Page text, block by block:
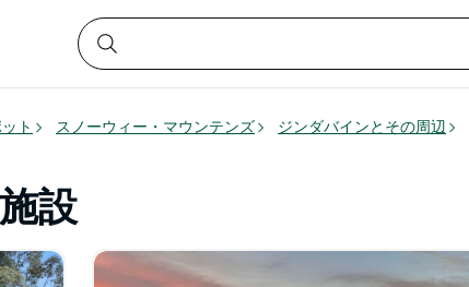
ト スノーウィー・マウンテンズ ジンダバインとその周辺
設